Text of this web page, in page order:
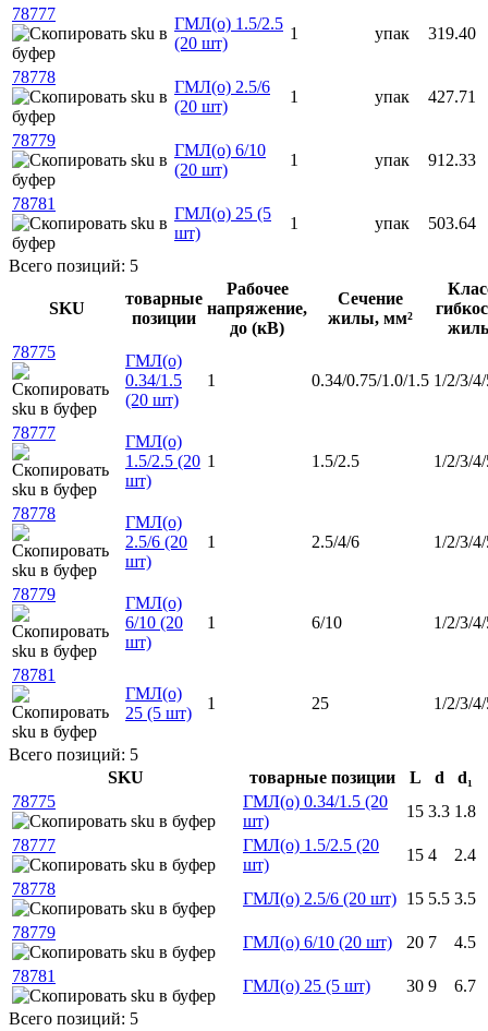
78777
ГМЛ(о) 1.5/2.5
(20 шт)
1 упак 319.40
78778
ГМЛ(о) 2.5/6
(20 шт)
1 упак 427.71
78779
ГМЛ(о) 6/10
(20 шт)
1 упак 912.33
78781
ГМЛ(о) 25 (5
шт)
1 упак 503.64
Всего позиций: 5
SKU
товарные
позиции
Рабочее
напряжение,
до (кВ)
Сечение
жилы, мм²
78775
ГМЛ(о)
0.34/1.5
(20 шт)
1 0.34/0.75/1.0/1.5 1/2/3/
78777
ГМЛ(о)
1.5/2.5 (20
шт)
1 1.5/2.5 1/2/3/
78778
ГМЛ(о)
2.5/6 (20
шт)
1 2.5/4/6 1/2/3/
78779
ГМЛ(о)
6/10 (20
шт)
1 6/10 1/2/3/
78781
ГМЛ(о)
25 (5 шт)
1 25 1/2/3/
Всего позиций: 5
SKU
товарные позиции L d
d₁
78775
ГМЛ(о) 0.34/1.5 (20
шт)
15 3.3 1.8
78777
ГМЛ(о) 1.5/2.5 (20
шт)
15 4
2.4
78778
ГМЛ(о) 2.5/6 (20 шт) 15 5.5 3.5
78779
ГМЛ(о) 6/10 (20 шт) 20 7
4.5
78781
ГМЛ(о) 25 (5 шт) 30 9
6.7
Всего позиций: 5